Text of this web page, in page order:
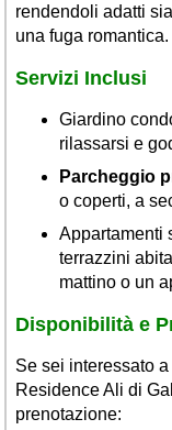
rendendoli adatti
una fuga romantica.
Servizi Inclusi
Giardino
rilassarsi e
Parcheggio
o coperti, a
Appartamenti
terrazzini
mattino o un
Disponibilità e
Se sei interessato
Residence Ali di
prenotazione: